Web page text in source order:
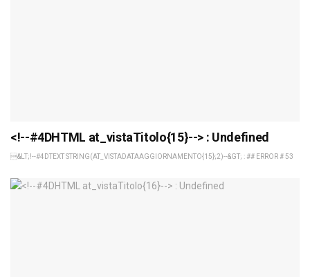
<!--#4DHTML at_vistaTitolo{15}--> : Undefined
&LT;!--#4DTEXT STRING(AT_VISTADATAAGGIORNAMENTO{15};2)--&GT; : ## ERROR # 53